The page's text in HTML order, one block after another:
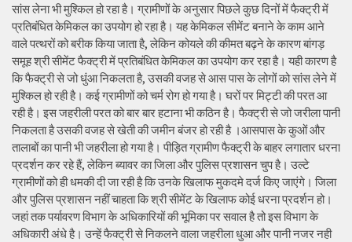
सांस लेना भी मुश्किल हो रहा है। ग्रामीणों के अनुसार पिछले कुछ दिनों में फैक्ट्री में
प्रतिबंधित केमिकल का उपयोग हो रहा है। यह केमिकल सीमेंट बनाने के काम आने
वाले पत्थरों को बरीक किया जाता है, लेकिन कोयले की कीमत बढ़ने के कारण बांगड़
समूह श्री सीमेंट फैक्ट्री में प्रतिबंधित केमिकल का उपयोग कर रहा है। यही कारण है
कि फैक्ट्री से जो धुंआ निकलता है, उसकी वजह से आस पास के लोगों को सांस लेने में
मुश्किल हो रही है। कई ग्रामीणों को चर्म रोग हो गया है। घरों पर मिट्टी की परत आ
रही है। इस जहरीली परत को बार बार हटाना भी कठिन है। फैक्ट्री से जो जरीला पानी
निकलता है उसकी वजह से खेती की जमीन बंजर हो रही है ।आसपास के कुओं और
तालाबों का पानी भी जहरीला हो गया है। पीड़ित ग्रामीण फैक्ट्री के बाहर लगातार धरना
प्रदर्शन कर रहे हैं, लेकिन ब्यावर का जिला और पुलिस प्रशासन चुप है। उल्टे
ग्रामीणों को ही धमकी दी जा रही है कि उनके खिलाफ मुकदमे दर्ज किए जाएंगे। जिला
और पुलिस प्रशासन नहीं चाहता कि श्री सीमेंट के खिलाफ कोई धरना प्रदर्शन हो।
जहां तक पर्यावरण विभाग के अधिकारियों की भूमिका पर सवाल है तो इस विभाग के
अधिकारी अंधे है। उन्हें फैक्ट्री से निकलने वाला जहरीला धुआ और पानी नजर नही